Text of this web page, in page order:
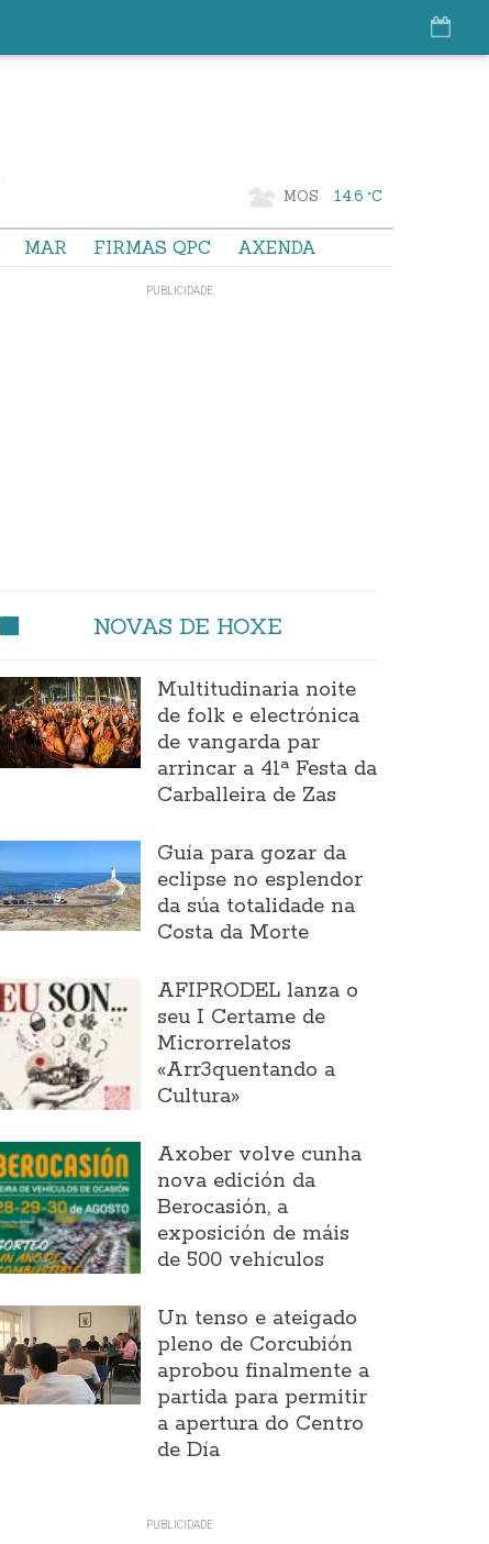
MOS 14.6 °C
MAR FIRMAS QPC AXENDA
NOVAS DE HOXE
Multitudinaria noite
de folk e electrónica
de vangarda par
arrincar a 41ª Festa da
Carballeira de Zas
Guía para gozar da
eclipse no esplendor
da súa totalidade na
Costa da Morte
AFIPRODEL lanza o
seu I Certame de
Microrrelatos
«Arr3quentando a
Cultura»
Axober volve cunha
nova edición da
Berocasión, a
exposición de máis
de 500 vehículos
Un tenso e ateigado
pleno de Corcubión
aprobou finalmente a
partida para permitir
a apertura do Centro
de Día